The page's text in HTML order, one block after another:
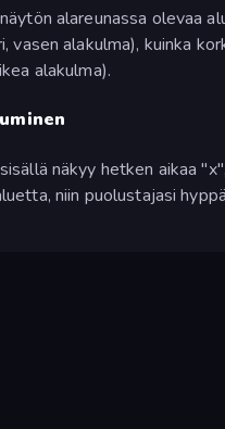
alareunassa olevaa
vasen alakulma), kuinka
alakulma).
näkyy hetken aikaa
niin puolustajasi